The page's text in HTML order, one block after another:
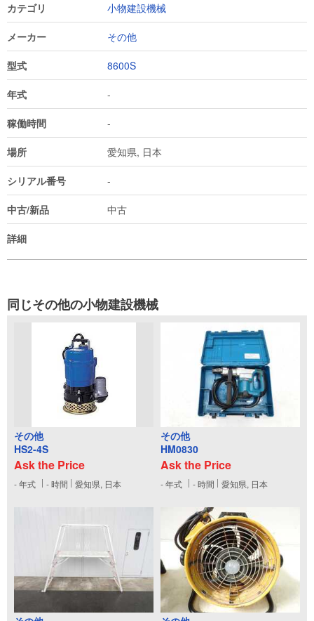
カテゴリ 小物建設機械
メーカー その他
型式 8600S
年式 -
稼働時間 -
場所 愛知県, 日本
シリアル番号 -
中古/新品 中古
詳細
同じその他の小物建設機械
その他
HS2-4S
Ask the Price
-年式 -時間 愛知県, 日本
その他
HM0830
Ask the Price
-年式 -時間 愛知県, 日本